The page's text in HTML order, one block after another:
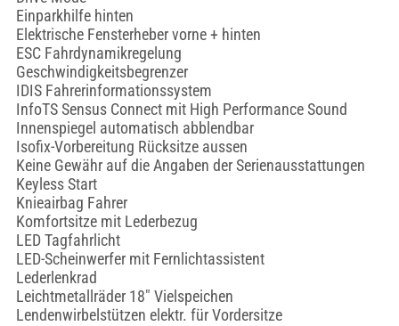
Einparkhilfe hinten
Elektrische Fensterheber vorne + hinten
ESC Fahrdynamikregelung
Geschwindigkeitsbegrenzer
IDIS Fahrerinformationssystem
InfoTS Sensus Connect mit High Performance Sound
Innenspiegel automatisch abblendbar
Isofix-Vorbereitung Rücksitze aussen
Keine Gewähr auf die Angaben der Serienausstattungen
Keyless Start
Knieairbag Fahrer
Komfortsitze mit Lederbezug
LED Tagfahrlicht
LED-Scheinwerfer mit Fernlichtassistent
Lederlenkrad
Leichtmetallräder 18" Vielspeichen
Lendenwirbelstützen elektr. für Vordersitze